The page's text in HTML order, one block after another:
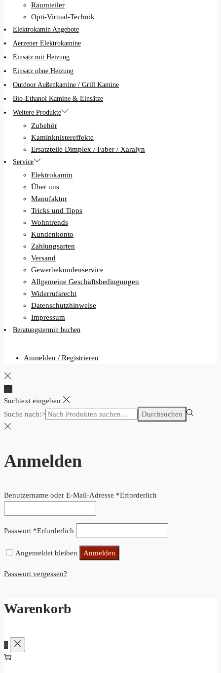
Raumteiler
Opti-Virtual-Technik
Elektrokamin Angebote
Aerzener Elektrokamine
Einsatz mit Heizung
Einsatz ohne Heizung
Outdoor Außenkamine / Grill Kamine
Bio-Ethanol Kamine & Einsätze
Weitere Produkte
Zubehör
Kaminknistereffekte
Ersatzteile Dimplex / Faber / Xaralyn
Service
Elektrokamin
Über uns
Manufaktur
Tricks und Tipps
Wohntrends
Kundenkonto
Zahlungsarten
Versand
Gewerbekundenservice
Allgemeine Geschäftsbedingungen
Widerrufsrecht
Datenschutzhinweise
Impressum
Beratungstermin buchen
Anmelden / Registrieren
Suchtext eingeben
Suche nach:>
Durchsuchen
Anmelden
Benutzername oder E-Mail-Adresse *Erforderlich
Passwort *Erforderlich
Angemeldet bleiben Anmelden
Passwort vergessen?
Warenkorb
0